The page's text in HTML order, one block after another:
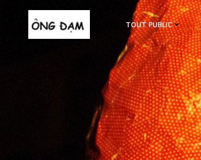
TOUT PUBLIC